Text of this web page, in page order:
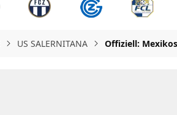
US SALERNITANA Offiziell: